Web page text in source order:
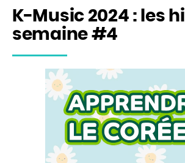
Accueil
Events
Jeux
Mag & livres
K-Music 2024 : les
semaine #4